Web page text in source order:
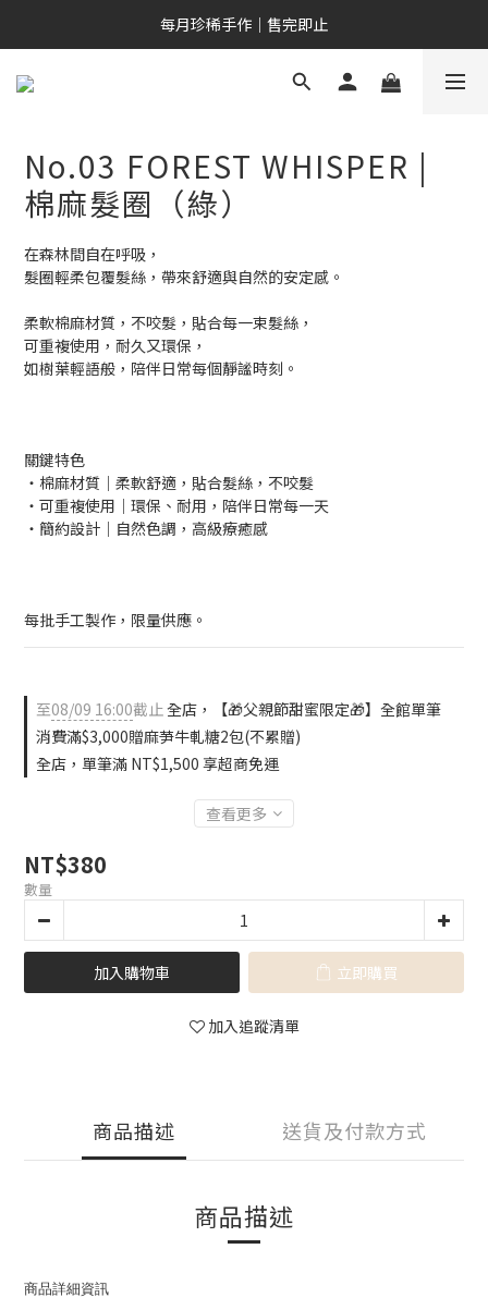
新會員專屬｜NT$200 購物金
每月珍稀手作｜售完即止
新會員專屬｜NT$200 購物金
No.03 FOREST WHISPER |
棉麻髮圈（綠）
在森林間自在呼吸，
髮圈輕柔包覆髮絲，帶來舒適與自然的安定感。
柔軟棉麻材質，不咬髮，貼合每一束髮絲，
可重複使用，耐久又環保，
如樹葉輕語般，陪伴日常每個靜謐時刻。
關鍵特色
・棉麻材質｜柔軟舒適，貼合髮絲，不咬髮
・可重複使用｜環保、耐用，陪伴日常每一天
・簡約設計｜自然色調，高級療癒感
每批手工製作，限量供應。
至08/09 16:00截止全店，【🎁父親節甜蜜限定🎁】全館單筆
消費滿$3,000贈麻芛牛軋糖2包(不累贈)
全店，單筆滿 NT$1,500 享超商免運
查看更多
NT$380
數量
加入購物車 立即購買
加入追蹤清單
商品描述 送貨及付款方式
商品描述
商品詳細資訊